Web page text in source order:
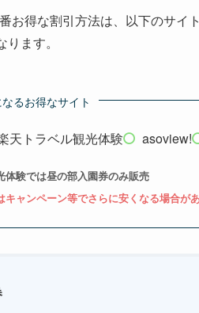
お得な割引方法は、以下のサイ
ります。
なるお得なサイト
天トラベル観光体験 asoview!
体験では昼の部入園券のみ販売
ャンペーン等でさらに安くなる場合があ